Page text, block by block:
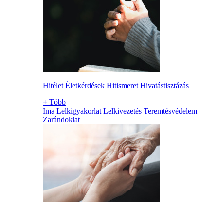
Hitélet Életkérdések Hitismeret Hivatástisztázás
+ Több
Ima Lelkigyakorlat Lelkivezetés Teremtésvédelem
Zarándoklat